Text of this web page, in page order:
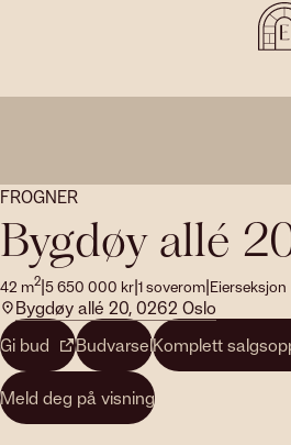
FROGNER
Bygdøy allé
42 m2|5 650 000 kr|1soverom|Eierseksjon
Bygdøy allé 20, 0262 Oslo
Gi bud
BudvarselKomplett
Meld deg på visning